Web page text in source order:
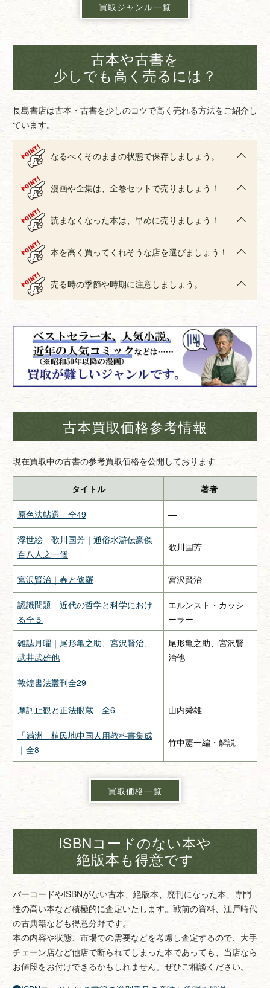
買取ジャンル一覧
古本や古書を
少しでも高く売るには？
長島書店は古本・古書を少しのコツで高く売れる方法をご紹介し
ています。
なるべくそのままの状態で保存しましょう。
漫画や全集は、全巻セットで売りましょう！
読まなくなった本は、早めに売りましょう！
本を高く買ってくれそうな店を選びましょう！
売る時の季節や時期に注意しましょう。
古本買取価格参考情報
現在買取中の古書の参考買取価格を公開しております
タイトル 著者
原色法帖選 全49 —
浮世絵 歌川国芳｜通俗水滸伝豪傑
百八人之一個
歌川国芳
宮沢賢治｜春と修羅 宮沢賢治
認識問題 近代の哲学と科学におけ
る全５
エルンスト・カッシ
ーラー
雑誌月曜｜尾形亀之助、宮沢賢治、
武井武雄他
尾形亀之助、宮沢賢
治他
敦煌書法叢刊全29 —
摩訶止観と正法眼蔵 全6 山内舜雄
「満洲」植民地中国人用教科書集成
｜全8
竹中憲一編・解説
買取価格一覧
ISBNコードのない本や
絶版本も得意です
バーコードやISBNがない古本、絶版本、廃刊になった本、専門
性の高い本など積極的に査定いたします。戦前の資料、江戸時代
の古典籍なども得意分野です。
本の内容や状態、市場での需要などを考慮し査定するので、大手
チェーン店など他店で断られてしまった本であっても、当店なら
お値段をお付けできるかもしれません。ぜひご相談ください。